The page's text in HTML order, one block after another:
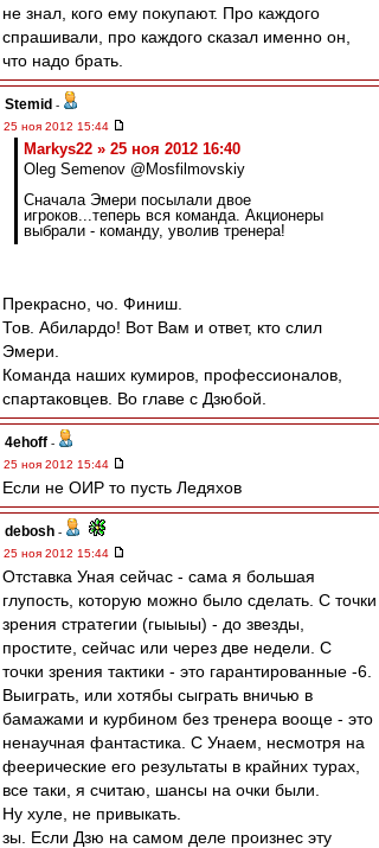
не знал, кого ему покупают. Про каждого
спрашивали, про каждого сказал именно он,
что надо брать.
Stemid -
25 ноя 2012 15:44
Markys22 » 25 ноя 2012 16:40
Oleg Semenov @Mosfilmovskiy
Сначала Эмери посылали двое
игроков...теперь вся команда. Акционеры
выбрали - команду, уволив тренера!
Прекрасно, чо. Финиш.
Тов. Абилардо! Вот Вам и ответ, кто слил
Эмери.
Команда наших кумиров, профессионалов,
спартаковцев. Во главе с Дзюбой.
4ehoff -
25 ноя 2012 15:44
Если не ОИР то пусть Ледяхов
debosh -
25 ноя 2012 15:44
Отставка Уная сейчас - сама я большая
глупость, которую можно было сделать. С точки
зрения стратегии (гыыыы) - до звезды,
простите, сейчас или через две недели. С
точки зрения тактики - это гарантированные -6.
Выиграть, или хотябы сыграть вничью в
бамажами и курбином без тренера вооще - это
ненаучная фантастика. С Унаем, несмотря на
феерические его результаты в крайних турах,
все таки, я считаю, шансы на очки были.
Ну хуле, не привыкать.
зы. Если Дзю на самом деле произнес эту